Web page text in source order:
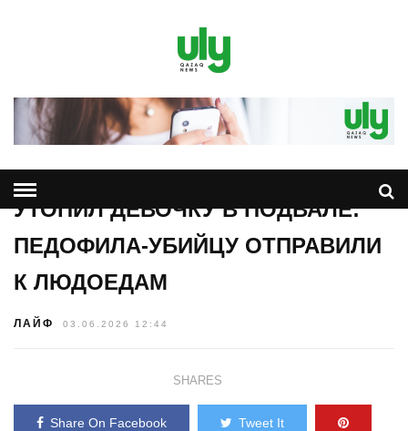
УТОПИЛ ДЕВОЧКУ В ПОДВАЛЕ:
ПЕДОФИЛА-УБИЙЦУ ОТПРАВИЛИ
К ЛЮДОЕДАМ
ЛАЙФ 03.06.2026 12:44
SHARES
Share On Facebook Tweet It